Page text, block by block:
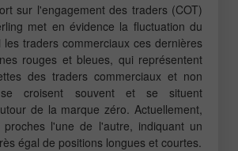
sur l'engagement des traders (COT)
met en évidence la fluctuation du
les traders commerciaux ces dernières
rouges et bleues, qui représentent
des traders commerciaux et non
se croisent souvent et se situent
de la marque zéro. Actuellement,
l'une de l'autre, indiquant un
égal de positions longues et courtes.